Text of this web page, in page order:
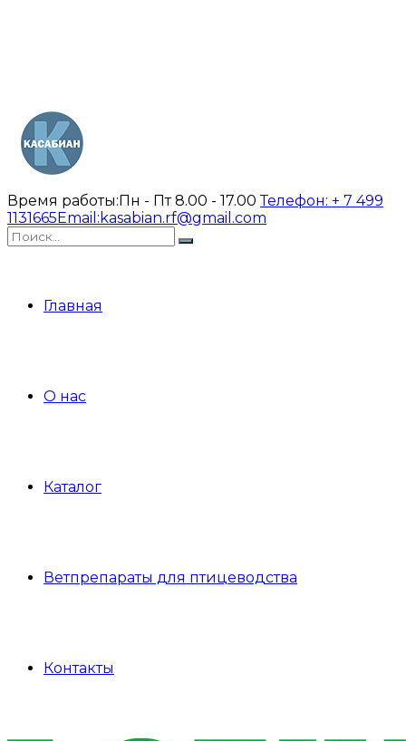
Время работы:Пн - Пт 8.00 - 17.00Телефон: + 7 499
1131665Email: kasabian.rf@gmail.com
Главная
О нас
Каталог
Ветпрепараты для птицеводства
Контакты